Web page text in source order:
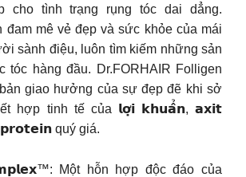
cho tình trạng rụng tóc dai dẳng.
đam mê vẻ đẹp và sức khỏe của mái
sành điệu, luôn tìm kiếm những sản
tóc hàng đầu. Dr.FORHAIR Folligen
giao hưởng của sự đẹp đẽ khi sở
hợp tinh tế của 𝗹𝗼̛̣𝗶 𝗸𝗵𝘂𝗮̂̉𝗻, 𝗮𝘅𝗶𝘁
quý giá.
Một hỗn hợp độc đáo của